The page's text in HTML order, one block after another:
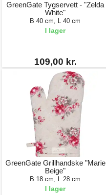
GreenGate Tygservett - "Zelda
White"
B 40 cm, L 40 cm
I lager
109,00 kr.
GreenGate Grillhandske "Marie
Beige"
B 18 cm, L 28 cm
I lager